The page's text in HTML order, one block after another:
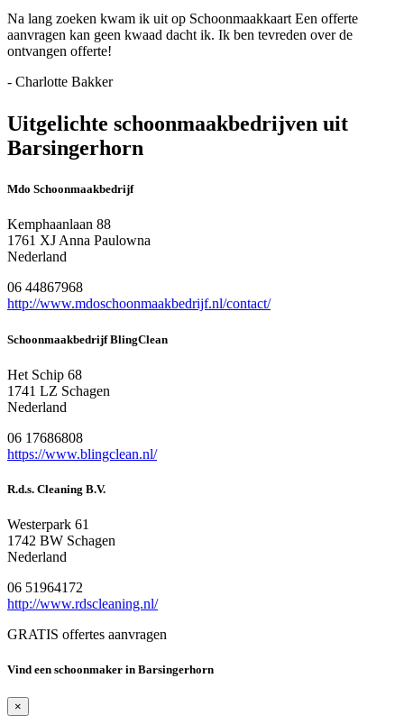
Na lang zoeken kwam ik uit op Schoonmaakkaart Een offerte
aanvragen kan geen kwaad dacht ik. Ik ben tevreden over de
ontvangen offerte!
- Charlotte Bakker
Uitgelichte schoonmaakbedrijven uit
Barsingerhorn
Mdo Schoonmaakbedrijf
Kemphaanlaan 88
1761 XJ Anna Paulowna
Nederland
06 44867968
http://www.mdoschoonmaakbedrijf.nl/contact/
Schoonmaakbedrijf BlingClean
Het Schip 68
1741 LZ Schagen
Nederland
06 17686808
https://www.blingclean.nl/
R.d.s. Cleaning B.V.
Westerpark 61
1742 BW Schagen
Nederland
06 51964172
http://www.rdscleaning.nl/
GRATIS offertes aanvragen
Vind een schoonmaker in Barsingerhorn
×